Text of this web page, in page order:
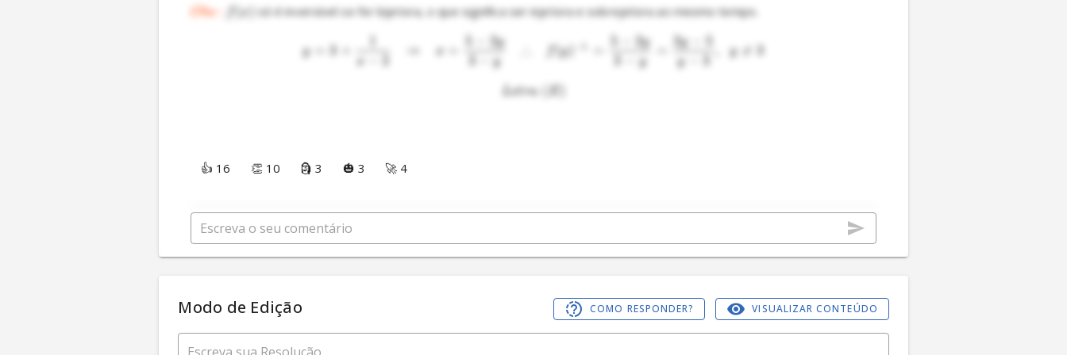
Obs (
y
y
2y
(y)
y
2y
y
2y
y
e a
👍 16 👏 10 🗿 3 🎃 3 🚀 4
Modo de Edição COMO RESPONDER? VISUALIZAR CONTEÚDO